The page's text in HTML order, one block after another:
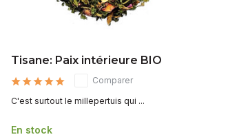
Tisane: Paix intérieure BIO
Comparer
C'est surtout le millepertuis qui ...
En stock